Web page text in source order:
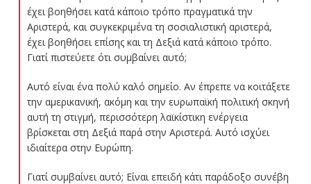
έχει βοηθήσει κατά κάποιο τρόπο πραγματικά την
Αριστερά, και συγκεκριμένα τη σοσιαλιστική αριστερά,
έχει βοηθήσει επίσης και τη Δεξιά κατά κάποιο τρόπο.
Γιατί πιστεύετε ότι συμβαίνει αυτό;
Αυτό είναι ένα πολύ καλό σημείο. Αν έπρεπε να κοιτάξετε
την αμερικανική, ακόμη και την ευρωπαϊκή πολιτική σκηνή
αυτή τη στιγμή, περισσότερη λαϊκίστικη ενέργεια
βρίσκεται στη Δεξιά παρά στην Αριστερά. Αυτό ισχύει
ιδιαίτερα στην Ευρώπη.
Γιατί συμβαίνει αυτό; Είναι επειδή κάτι παράδοξο συνέβη